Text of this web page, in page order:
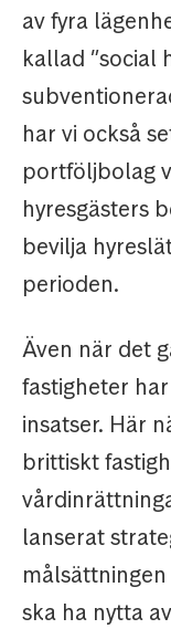
av fyra
kallad ”social
har vi också
portföljbolag
hyresgästers
bevilja
perioden.
Även när det
fastigheter
insatser. Här
brittiskt
lanserat
ska ha nytta